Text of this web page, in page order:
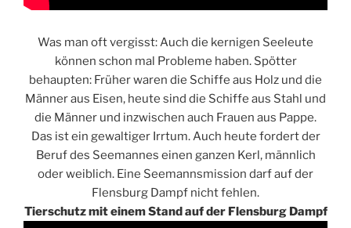
Was man oft vergisst: Auch die kernigen Seeleute
können schon mal Probleme haben. Spötter
behaupten: Früher waren die Schiffe aus Holz und die
Männer aus Eisen, heute sind die Schiffe aus Stahl und
die Männer und inzwischen auch Frauen aus Pappe.
Das ist ein gewaltiger Irrtum. Auch heute fordert der
Beruf des Seemannes einen ganzen Kerl, männlich
oder weiblich. Eine Seemannsmission darf auf der
Flensburg Dampf nicht fehlen.
Tierschutz mit einem Stand auf der Flensburg Dampf